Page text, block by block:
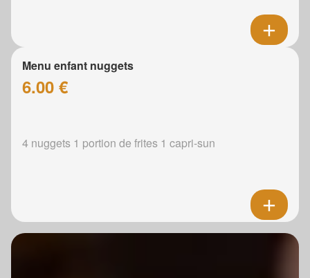
Menu enfant nuggets
6.00 €
4 nuggets 1 portion de frites 1 capri-sun